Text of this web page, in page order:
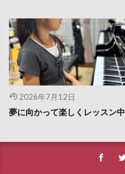
2026年7月12日
夢に向かって楽しくレッスン中